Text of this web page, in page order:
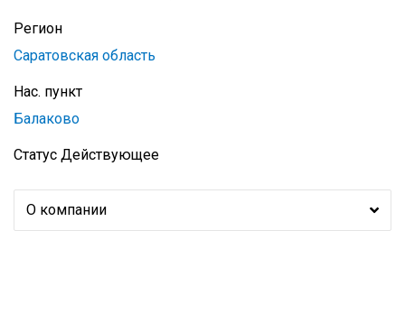
Регион
Саратовская область
Нас. пункт
Балаково
Статус Действующее
О компании